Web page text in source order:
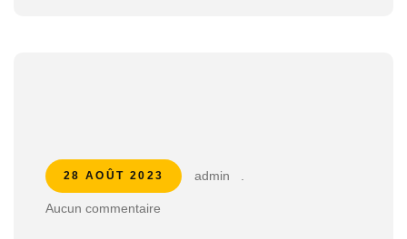
28 AOÛT 2023 admin
Aucun commentaire